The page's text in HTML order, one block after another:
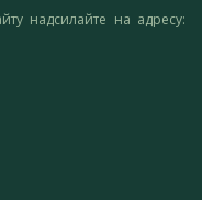
надсилайте на адресу: